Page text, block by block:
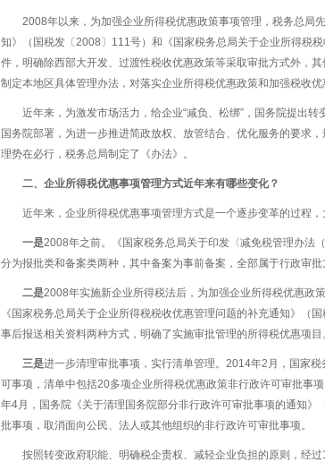
2008年以来，为加强企业所得税优惠政策事项管理，税务总局
知》（国税发〔2008〕111号）和《国家税务总局关于企业所得税
件，明确除西部大开发、过渡性税收优惠政策等采取审批方式外，
制定本地区具体管理办法，对落实企业所得税优惠政策和加强税收优
近年来，为激发市场活力，给企业“减负、松绑”，国务院提出
国务院部署，为进一步推进简政放权、放管结合、优化服务的要求
理势在必行，税务总局制定了《办法》。
二、企业所得税优惠事项管理方式近年来有哪些变化？
近年来，企业所得税优惠事项管理方式是一个逐步变革的过程，
一是2008年之前。《国家税务总局关于印发〈减免税管理办法
分为报批类和备案类两种，其中备案为事前备案，全部属于行政审批
二是2008年实施新企业所得税法后，为加强企业所得税优惠政
《国家税务总局关于企业所得税税收优惠管理问题的补充通知》（
事后报送相关资料两种方式，明确了实施审批管理的所得税优惠项目
三是进一步清理审批事项，实行清单管理。2014年2月，国家
可事项，清单中包括20多项企业所得税优惠政策非行政许可审批事
年4月，国务院《关于清理国务院部分非行政许可审批事项的通知
批事项，取消面向公民、法人或其他组织的非行政许可审批事项。
按照转变政府职能、明确税企责权、减轻企业负担的原则，经